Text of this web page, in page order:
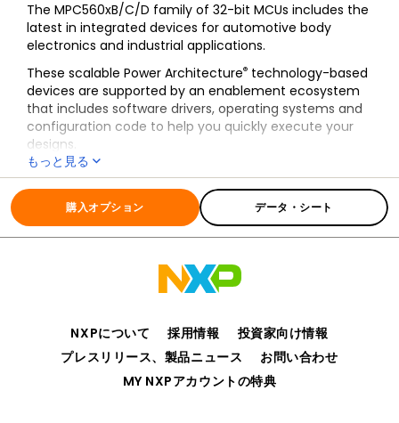
The MPC560xB/C/D family of 32-bit MCUs includes the
latest in integrated devices for automotive body
electronics and industrial applications.
These scalable Power Architecture® technology-based
devices are supported by an enablement ecosystem
that includes software drivers, operating systems and
configuration code to help you quickly execute your
designs.
もっと見る
全ての情報 MPC560xB
購入オプション データ・シート
NXPについて 採用情報
投資家向け情報
プレスリリース、製品ニュース
お問い合わせ
MY NXPアカウントの特典